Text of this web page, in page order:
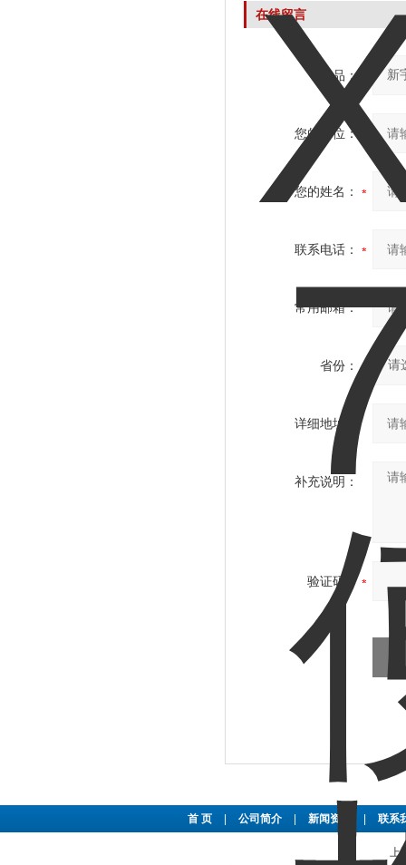
在线留言
产品：
您的单位：
您的姓名：
联系电话：
常用邮箱：
省份：
详细地址：
补充说明：
验证码：
首 页 公司简介 新闻资讯 联系
上